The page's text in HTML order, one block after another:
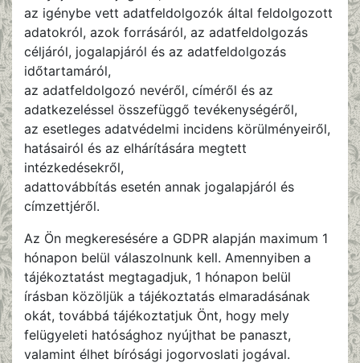
az igénybe vett adatfeldolgozók által feldolgozott
adatokról, azok forrásáról, az adatfeldolgozás
céljáról, jogalapjáról és az adatfeldolgozás
időtartamáról,
az adatfeldolgozó nevéről, címéről és az
adatkezeléssel összefüggő tevékenységéről,
az esetleges adatvédelmi incidens körülményeiről,
hatásairól és az elhárítására megtett
intézkedésekről,
adattovábbítás esetén annak jogalapjáról és
címzettjéről.
Az Ön megkeresésére a GDPR alapján maximum 1
hónapon belül válaszolnunk kell. Amennyiben a
tájékoztatást megtagadjuk, 1 hónapon belül
írásban közöljük a tájékoztatás elmaradásának
okát, továbbá tájékoztatjuk Önt, hogy mely
felügyeleti hatósághoz nyújthat be panaszt,
valamint élhet bírósági jogorvoslati jogával.